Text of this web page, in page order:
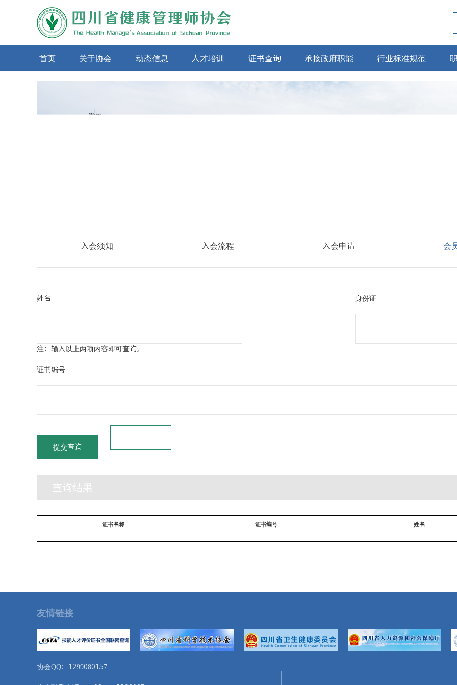
首页 关于协会 动态信息 人才培训 证书查询 承接政府职能 行业标准规范
入会须知 入会流程 入会申请 会
姓名
注：输入以上两项内容即可查询。
身份证
证书编号
提交查询
查询结果
证书名称 证书编号 姓名
友情链接
协会QQ：1299080157